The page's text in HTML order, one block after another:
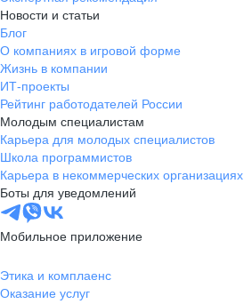
Новости и статьи
Блог
О компаниях в игровой форме
Жизнь в компании
ИТ-проекты
Рейтинг работодателей России
Молодым специалистам
Карьера для молодых специалистов
Школа программистов
Карьера в некоммерческих организациях
Боты для уведомлений
Мобильное приложение
Этика и комплаенс
Оказание услуг